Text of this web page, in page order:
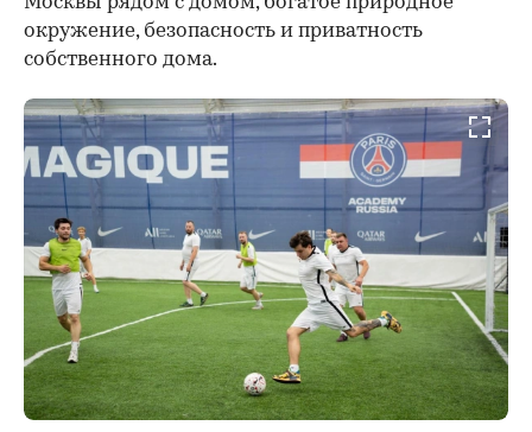
окружение, безопасность и приватность
собственного дома.